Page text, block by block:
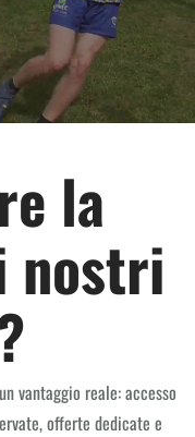
la
nostri
vantaggio reale: accesso
offerte dedicate e